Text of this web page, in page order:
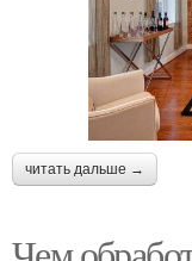
читать дальше →